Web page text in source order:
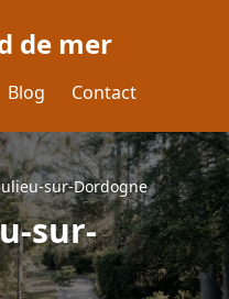
de mer
Blog Contact
sur-Dordogne
sur-